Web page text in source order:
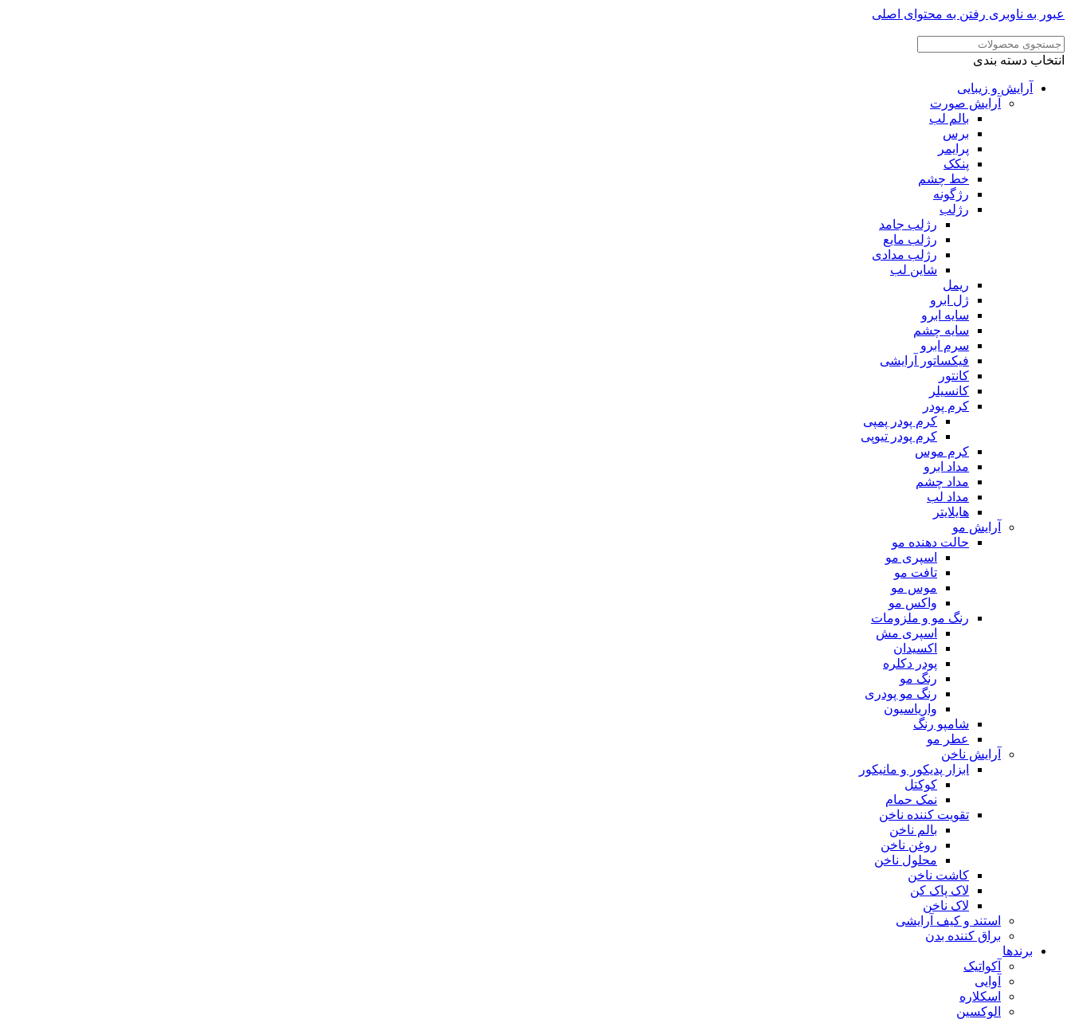
عبور به ناوبری رفتن به محتوای اصلی
انتخاب دسته بندی
آرایش و زیبایی
آرایش صورت
بالم لب
برس
پرایمر
پنکک
خط چشم
رژگونه
رژلب
رژلب جامد
رژلب مایع
رژلب مدادی
شاین لب
ریمل
ژل ابرو
سایه ابرو
سایه چشم
سرم ابرو
فیکساتور آرایشی
کانتور
کانسیلر
کرم پودر
کرم پودر پمپی
کرم پودر تیوپی
کرم موس
مداد ابرو
مداد چشم
مداد لب
هایلایتر
آرایش مو
حالت دهنده مو
اسپری مو
تافت مو
موس مو
واکس مو
رنگ مو و ملزومات
اسپری مش
اکسیدان
پودر دکلره
رنگ مو
رنگ مو پودری
واریاسیون
شامپو رنگ
عطر مو
آرایش ناخن
ابزار پدیکور و مانیکور
کوکتل
نمک حمام
تقویت کننده ناخن
بالم ناخن
روغن ناخن
محلول ناخن
کاشت ناخن
لاک پاک کن
لاک ناخن
استند و کیف آرایشی
براق کننده بدن
برندها
آکواتیک
آوایی
اسکلاره
الوکسین